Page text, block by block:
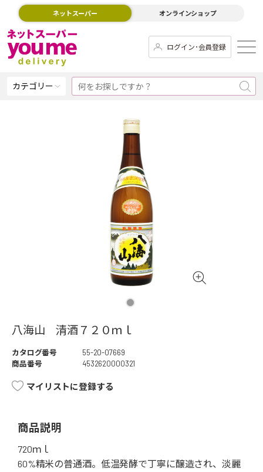
ネットスーパー オンラインショップ
ログイン･会員登録
カテゴリー
八海山 清酒７２０ｍｌ
カタログ番号
55-20-07669
商品番号
4532620000321
マイリストに登録する
商品説明
720ｍｌ
60%精米の普通酒。低温発酵で丁寧に醸造され、淡麗